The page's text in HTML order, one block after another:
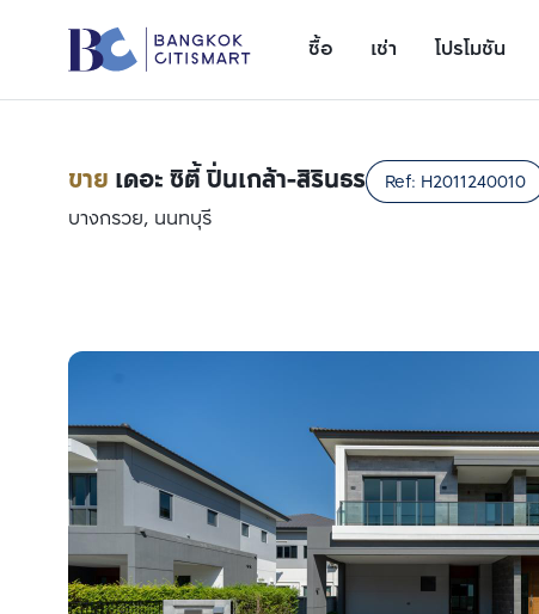
ซื้อ เช่า โปรโมชัน
ขาย เดอะ ซิตี้ ปิ่นเกล้า-สิรินธร Ref: H2011240010
บางกรวย, นนทบุรี